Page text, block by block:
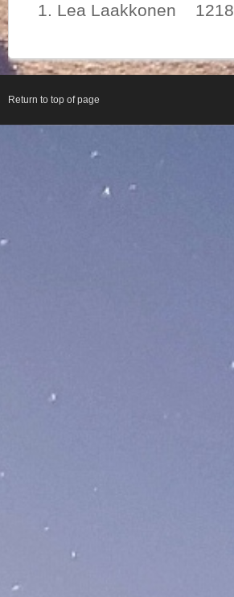
Lea Laakkonen 1218
Return to top of page